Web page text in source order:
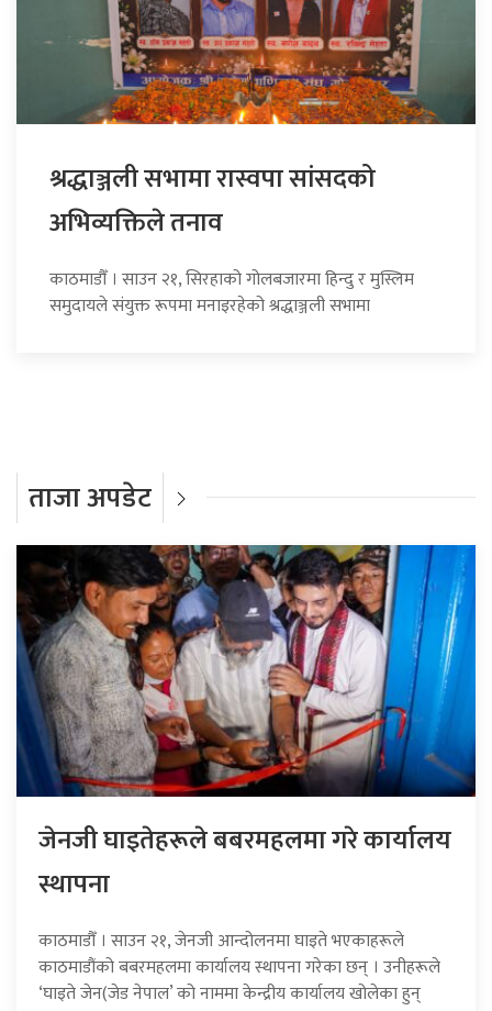
श्रद्धाञ्जली सभामा रास्वपा सांसदको
अभिव्यक्तिले तनाव
काठमाडौँ । साउन २१, सिरहाको गोलबजारमा हिन्दु र मुस्लिम
समुदायले संयुक्त रूपमा मनाइरहेको श्रद्धाञ्जली सभामा
ताजा अपडेट
जेनजी घाइतेहरूले बबरमहलमा गरे कार्यालय
स्थापना
काठमाडौँ । साउन २१, जेनजी आन्दोलनमा घाइते भएकाहरूले
काठमाडौंको बबरमहलमा कार्यालय स्थापना गरेका छन् । उनीहरूले
‘घाइते जेन(जेड नेपाल’ को नाममा केन्द्रीय कार्यालय खोलेका हुन्